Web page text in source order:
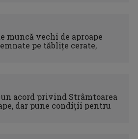
muncă vechi de aproape
pe tăblițe cerate,
acord privind Strâmtoarea
dar pune condiții pentru